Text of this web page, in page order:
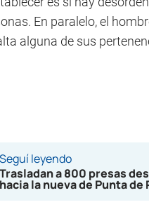
En paralelo, el
alguna de sus
Seguí leyendo
Trasladan a 800 presas
hacia la nueva de Punta de